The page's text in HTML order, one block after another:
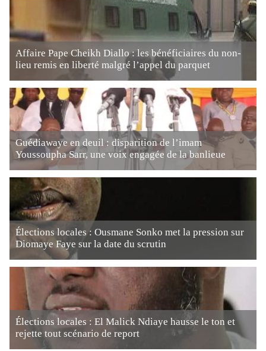
Affaire Pape Cheikh Diallo : les bénéficiaires du non-
lieu remis en liberté malgré l’appel du parquet
Guédiawaye en deuil : disparition de l’imam
Youssoupha Sarr, une voix engagée de la banlieue
Élections locales : Ousmane Sonko met la pression sur
Diomaye Faye sur la date du scrutin
Élections locales : El Malick Ndiaye hausse le ton et
rejette tout scénario de report